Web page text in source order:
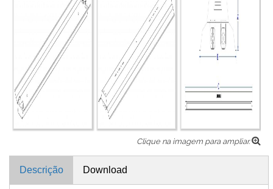
Clique na imagem para ampliar.
Descrição Download